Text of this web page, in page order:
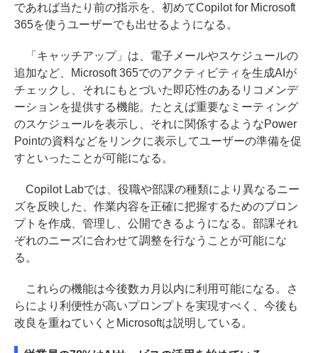
であれば当たり前の指示を、初めてCopilot for Microsoft
365を使うユーザーでも出せるようになる。
「キャッチアップ」は、電子メールやスケジュールの
追加など、Microsoft 365でのアクティビティを生成AIが
チェックし、それにもとづいた即応性のあるリコメンデ
ーションを提供する機能。たとえば重要なミーティング
のスケジュールを表示し、それに関係するようなPower
Pointの資料などをリンクに表示してユーザーの準備を促
すといったことが可能になる。
Copilot Labでは、役職や部課の種類により異なるニー
ズを反映した、作業内容を正確に把握するためのプロン
プトを作成、管理し、公開できるようになる。部課それ
ぞれのニーズに合わせて調整を行なうことが可能にな
る。
これらの機能は今後数カ月以内に利用可能になる。さ
らにより利便性が高いプロンプトを実現すべく、今後も
改良を重ねていくとMicrosoftは説明している。